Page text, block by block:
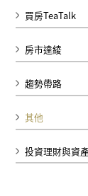
買房TeaTalk
房市達綾
趨勢帶路
其他
投資理財與資